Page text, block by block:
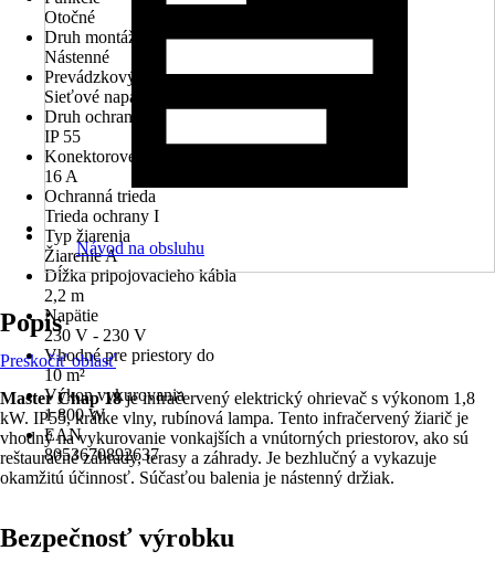
Otočné
Druh montáže
Nástenné
Prevádzkový režim
Sieťové napájanie
Druh ochrany
IP 55
Konektorové pripojenie
16 A
Ochranná trieda
Trieda ochrany I
Typ žiarenia
Žiarenie A
Dĺžka pripojovacieho kábla
2,2 m
Napätie
230 V - 230 V
Vhodné pre priestory do
10 m²
Výkon vykurovania
1 800 W
EAN
8053670892637
Návod na obsluhu
Popis
Preskočiť oblasť
Master Chap 18je infračervený elektrický ohrievač s výkonom 1,8
kW. IP55, krátke vlny, rubínová lampa. Tento infračervený žiarič je
vhodný na vykurovanie vonkajších a vnútorných priestorov, ako sú
reštauračné záhrady, terasy a záhrady. Je bezhlučný a vykazuje
okamžitú účinnosť. Súčasťou balenia je nástenný držiak.
Bezpečnosť výrobku